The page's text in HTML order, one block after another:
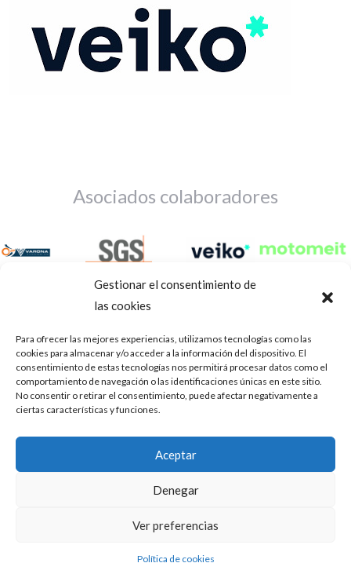
Gestionar el consentimiento de
las cookies
Para ofrecer las mejores experiencias, utilizamos tecnologías como las
cookies para almacenar y/o acceder a la información del dispositivo. El
consentimiento de estas tecnologías nos permitirá procesar datos como el
comportamiento de navegación o las identificaciones únicas en este sitio.
No consentir o retirar el consentimiento, puede afectar negativamente a
ciertas características y funciones.
Aceptar
Denegar
Ver preferencias
Política de cookies
Asociados colaboradores
Aviso Legal Política de privacidad Portal de transparencia
ASOCIACIÓN DE TALLERES DE REPARACIÓN DE
AUTOMÓVILES • CIF: G14023832
Mediación, Arbitraje y Conciliación, de la Consejería de Empleo
Puedes aprender más sobre qué cookies utilizamos o